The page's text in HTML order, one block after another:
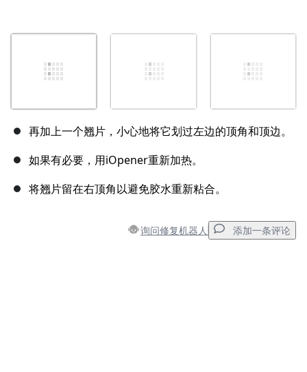
再加上一个翘片，小心地将它划过左边的顶角和顶边。
如果有必要，用iOpener重新加热。
将翘片留在右顶角以避免胶水重新粘合。
询问修复机器人 添加一条评论